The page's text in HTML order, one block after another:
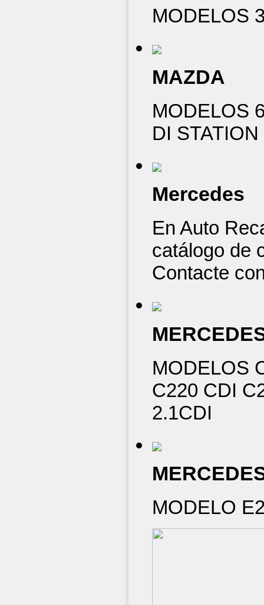
MODELOS
MAZDA
MODELOS
DI
Mercedes
En Auto
catálogo de
Contacte
MODELOS
C220 CDI
2.1CDI
MODELO